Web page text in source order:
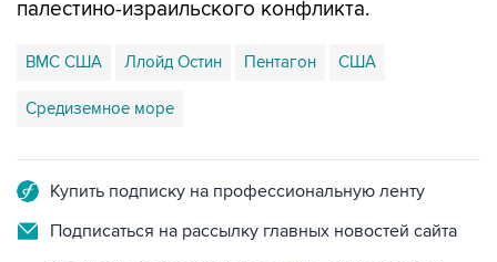
палестино-израильского конфликта.
ВМС США Ллойд Остин Пентагон США
Средиземное море
Купить подписку на профессиональную ленту
Подписаться на рассылку главных новостей сайта